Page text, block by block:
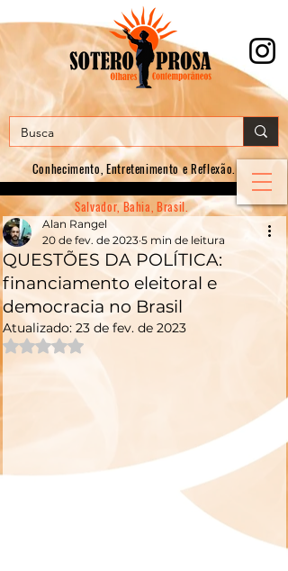
Conhecimento, Entretenimento e Reflexão.
Salvador, Bahia, Brasil.
QUESTÕES DA POLÍTICA:
financiamento eleitoral e
democracia no Brasil
Alan Rangel
20 de fev. de 2023 5 min de leitura
Atualizado: 23 de fev. de 2023
Avaliado com NaN de 5 estrelas.